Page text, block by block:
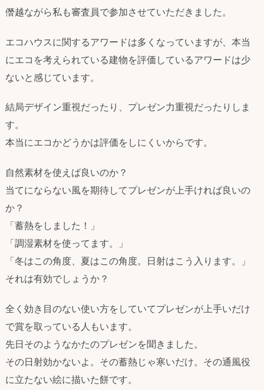
僭越ながら私も審査員で参加させていただきました。
エコハウスに関するアワードは多くなっていますが、本当
にエコを考えられている建物を評価しているアワードは少
ないと感じています。
結局デザイン重視だったり、プレゼン力重視だったりしま
す。
本当にエコかどうかは評価をしにくいからです。
自然素材を使えば良いのか？
当てにならない風を期待してプレゼンが上手ければ良いの
か？
「蓄熱をしました！」
「調湿素材を使ってます。」
「冬はこの角度、夏はこの角度。日射はこう入ります。」
それは有効でしょうか？
全く効き目のない使い方をしていてプレゼンが上手いだけ
で賞を取っている人もいます。
先日そのようなかたのプレゼンを聞きました。
その日射効かないよ。その蓄熱じゃ寒いだけ。その通風役
に立たない絵に描いた餅です。